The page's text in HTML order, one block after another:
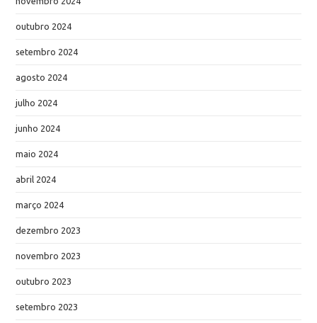
outubro 2024
setembro 2024
agosto 2024
julho 2024
junho 2024
maio 2024
abril 2024
março 2024
dezembro 2023
novembro 2023
outubro 2023
setembro 2023